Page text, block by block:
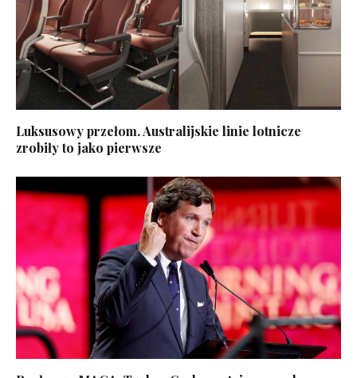
Luksusowy przełom. Australijskie linie lotnicze
zrobiły to jako pierwsze